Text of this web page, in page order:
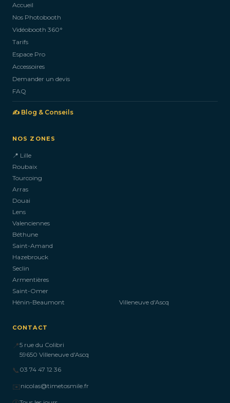
Accueil
Nos Photobooth
Vidéobooth 360°
Tarifs
Espace Pro
Accessoires
Demander un devis
FAQ
✍️ Blog & Conseils
NOS ZONES
📍 Lille
Roubaix
Tourcoing
Arras
Douai
Lens
Valenciennes
Béthune
Saint-Amand
Hazebrouck
Seclin
Armentières
Saint-Omer
Hénin-Beaumont
Villeneuve d'Ascq
CONTACT
📍5 rue du Colibri
59650 Villeneuve d'Ascq
📞 03 74 47 12 36
✉️nicolas@timetosmile.fr